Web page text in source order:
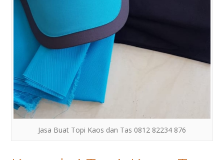
Jasa Buat Topi Kaos dan Tas 0812 82234 876